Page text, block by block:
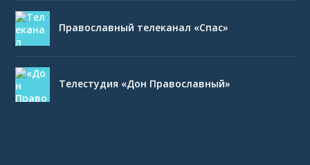
Православный телеканал «Спас»
Телестудия «Дон Православный»